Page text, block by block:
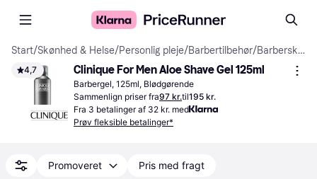
Start/Skønhed & Helse/Personlig pleje/Barbertilbehør/ Barberskum & Barbergel
4,7 Clinique For Men Aloe Shave Gel 125ml
Barbergel, 125ml, Blødgørende
Sammenlign priser fra97 kr.til195 kr.
Fra 3 betalinger af 32 kr. med
Prøv fleksible betalinger*
Promoveret Pris med fragt